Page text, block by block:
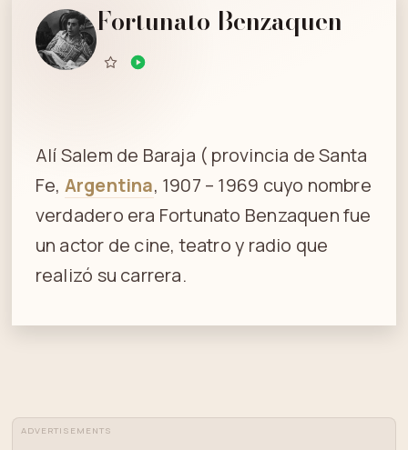
Fortunato Benzaquen
Alí Salem de Baraja ( provincia de Santa
Fe, Argentina, 1907 – 1969 cuyo nombre
verdadero era Fortunato Benzaquen fue
un actor de cine, teatro y radio que
realizó su carrera.
ADVERTISEMENTS